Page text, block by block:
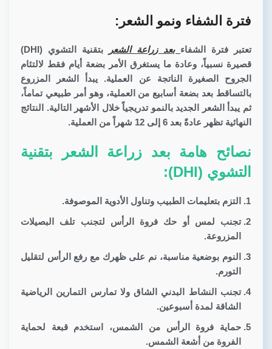
فترة الشفاء ونمو الشعر:
تعتبر فترة الشفاء بعد زراعة الشعر
بتقنية التشوي (DHI)
قصيرة نسبياً، وعادة ما يستغرق الأمر بضعة أيام فقط لالتئام
الجروح الصغيرة الناتجة عن العملية. يبدأ الشعر المزروع
بالتساقط بعد بضعة أسابيع من العملية، وهو أمر طبيعي تماماً،
ثم يبدأ الشعر الجديد بالنمو تدريجياً خلال الأشهر التالية. النتائج
النهائية تظهر عادةً بعد 6 إلى 12 شهراً من العملية.
نصائح هامة بعد زراعة الشعر بتقنية
التشوي (DHI):
التزم بتعليمات الطبيب وتناول الأدوية الموصوفة.
تجنب لمس أو حك فروة الرأس لتجنب تلف البصيلات
المزروعة.
النوم بوضعية مناسبة، نم على ظهرك مع رفع الرأس لتقليل
التورم.
تجنب النشاط البدني الشاق ولا تمارس التمارين الرياضية
الشاقة لمدة أسبوعين.
حماية فروة الرأس من الشمس، استخدم قبعة لحماية
الفروة من أشعة الشمس.